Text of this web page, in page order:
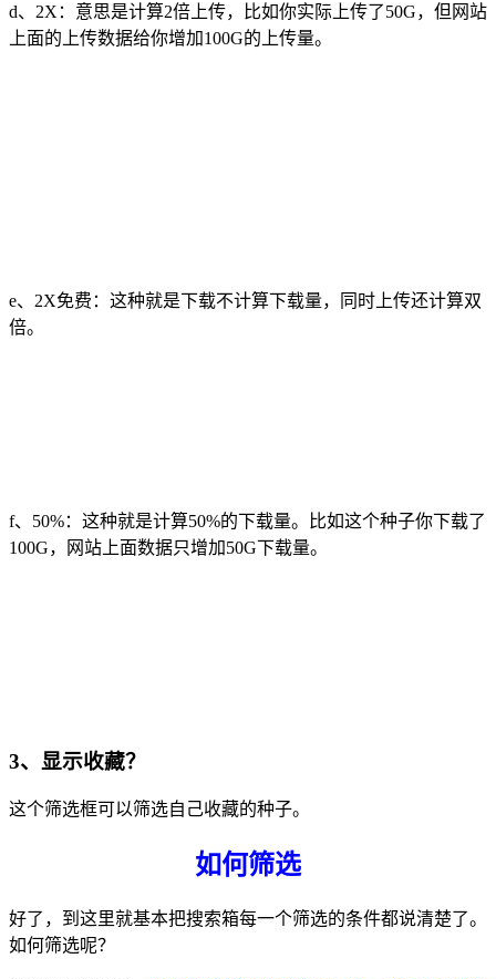
d、2X：意思是计算2倍上传，比如你实际上传了50G，但网站
上面的上传数据给你增加100G的上传量。
e、2X免费：这种就是下载不计算下载量，同时上传还计算双
倍。
f、50%：这种就是计算50%的下载量。比如这个种子你下载了
100G，网站上面数据只增加50G下载量。
3、 显示收藏？
这个筛选框可以筛选自己收藏的种子。
如何筛选
好了，到这里就基本把搜索箱每一个筛选的条件都说清楚了。
如何筛选呢？